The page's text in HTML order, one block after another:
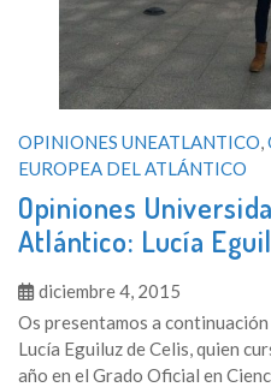
OPINIONES UNEATLANTICO,
EUROPEA DEL ATLÁNTICO
Opiniones
Atlántico: Lucía
diciembre 4, 2015
Os presentamos a
Lucía Eguiluz de Celis, quien
año en el Grado Oficial en